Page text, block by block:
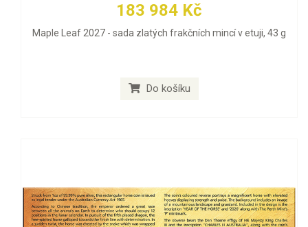
183 984 Kč
Maple Leaf 2027 - sada zlatých frakčních mincí v etuji, 43 g
Do košíku